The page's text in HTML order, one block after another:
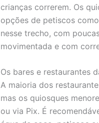
crianças correrem. Os
opções de petiscos
nesse trecho, com
movimentada e com
Os bares e restaurantes
A maioria dos
mas os quiosques
ou via Pix. É